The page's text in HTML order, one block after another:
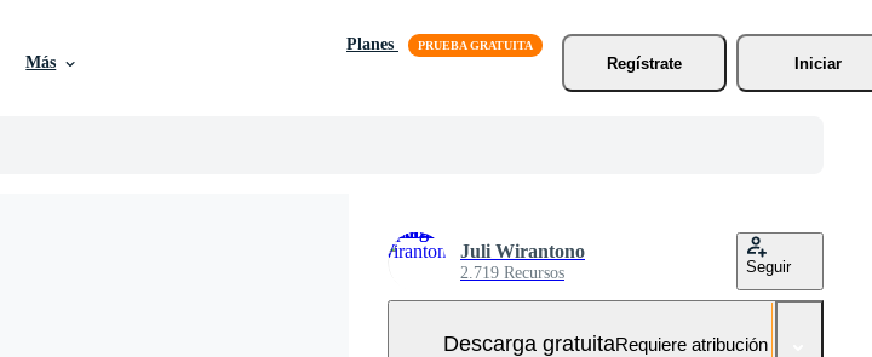
Más
Planes
Regístrate
Iniciar
Juli Wirantono
2.719 Recursos Seguir
Descarga gratuitaRequiere atribución